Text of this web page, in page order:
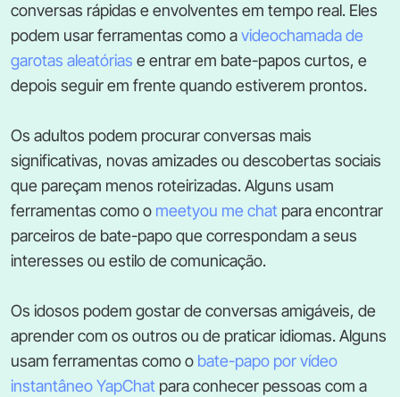
conversas rápidas e envolventes em tempo real. Eles
podem usar ferramentas como avideochamada de
garotas aleatórias e entrar em bate-papos curtos, e
depois seguir em frente quando estiverem prontos.
Os adultos podem procurar conversas mais
significativas, novas amizades ou descobertas sociais
que pareçam menos roteirizadas. Alguns usam
ferramentas como o meetyou me chat para encontrar
parceiros de bate-papo que correspondam a seus
interesses ou estilo de comunicação.
Os idosos podem gostar de conversas amigáveis, de
aprender com os outros ou de praticar idiomas. Alguns
usam ferramentas como o bate-papo por vídeo
instantâneo YapChat para conhecer pessoas com a